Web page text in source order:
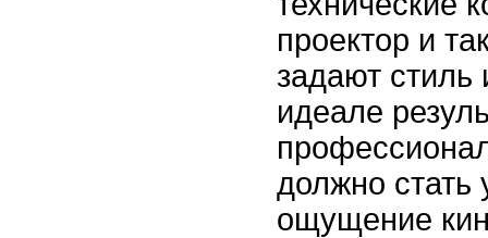
проектор и
задают
идеале
должно стать
ощущение